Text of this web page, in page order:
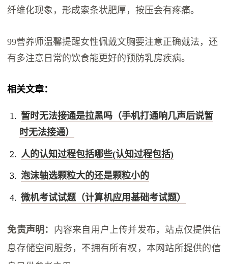
纤维化现象，形成索条状肥厚，按压会有疼痛。
99营养师温馨提醒女性佩戴文胸要注意正确戴法，还
有多注意日常的饮食能更好的预防乳房疾病。
相关文章：
暂时无法接通是拉黑吗（手机打通响几声后说暂
时无法接通）
人的认知过程包括哪些(认知过程包括)
泡沫轴选颗粒大的还是颗粒小的
微机考试试题（计算机应用基础考试题）
免责声明： 内容来自用户上传并发布，站点仅提供信
息存储空间服务，不拥有所有权，本网站所提供的信